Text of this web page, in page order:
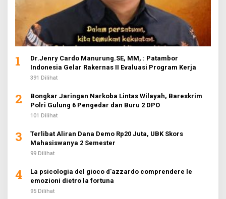
1
Dr.Jenry Cardo Manurung.SE, MM, : Patambor
Indonesia Gelar Rakernas II Evaluasi Program Kerja
391 Dilihat
2
Bongkar Jaringan Narkoba Lintas Wilayah, Bareskrim
Polri Gulung 6 Pengedar dan Buru 2 DPO
101 Dilihat
3
Terlibat Aliran Dana Demo Rp20 Juta, UBK Skors
Mahasiswanya 2 Semester
99 Dilihat
4
La psicologia del gioco d'azzardo comprendere le
emozioni dietro la fortuna
95 Dilihat